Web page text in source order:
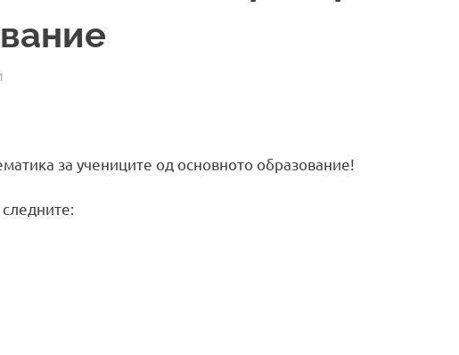
за учениците од основното образование!